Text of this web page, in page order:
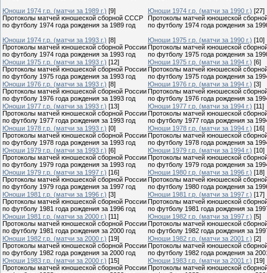
Юноши 1974 г.р. (матчи за 1989 г.) [9]
Протоколы матчей юношеской сборной СССР
по футболу 1974 года рождения за 1989 год
Юноши 1974 г.р. (матчи за 1990 г.) [27]
Протоколы матчей юношеской
по футболу 1974 года рождения за
Юноши 1974 г.р. (матчи за 1993 г.) [8]
Протоколы матчей юношеской сборной России
по футболу 1974 года рождения за 1993 год
Юноши 1975 г.р. (матчи за 1990 г.) [10]
Протоколы матчей юношеской
по футболу 1975 года рождения за
Юноши 1975 г.р. (матчи за 1993 г.) [12]
Протоколы матчей юношеской сборной России
по футболу 1975 года рождения за 1993 год
Юноши 1975 г.р. (матчи за 1994 г.) [6]
Протоколы матчей юношеской
по футболу 1975 года рождения за
Юноши 1976 г.р. (матчи за 1993 г.) [8]
Протоколы матчей юношеской сборной России
по футболу 1976 года рождения за 1993 год
Юноши 1976 г.р. (матчи за 1994 г.) [3]
Протоколы матчей юношеской
по футболу 1976 года рождения за
Юноши 1977 г.р. (матчи за 1993 г.) [13]
Протоколы матчей юношеской сборной России
по футболу 1977 года рождения за 1993 год
Юноши 1977 г.р. (матчи за 1994 г.) [11]
Протоколы матчей юношеской
по футболу 1977 года рождения за
Юноши 1978 г.р. (матчи за 1993 г.) [0]
Протоколы матчей юношеской сборной России
по футболу 1978 года рождения за 1993 год
Юноши 1978 г.р. (матчи за 1994 г.) [16]
Протоколы матчей юношеской
по футболу 1978 года рождения за
Юноши 1979 г.р. (матчи за 1993 г.) [6]
Протоколы матчей юношеской сборной России
по футболу 1979 года рождения за 1993 год
Юноши 1979 г.р. (матчи за 1994 г.) [10]
Протоколы матчей юношеской
по футболу 1979 года рождения за
Юноши 1979 г.р. (матчи за 1997 г.) [16]
Протоколы матчей юношеской сборной России
по футболу 1979 года рождения за 1997 год
Юноши 1980 г.р. (матчи за 1996 г.) [18]
Протоколы матчей юношеской
по футболу 1980 года рождения за
Юноши 1981 г.р. (матчи за 1996 г.) [3]
Протоколы матчей юношеской сборной России
по футболу 1981 года рождения за 1996 год
Юноши 1981 г.р. (матчи за 1997 г.) [17]
Протоколы матчей юношеской
по футболу 1981 года рождения за
Юноши 1981 г.р. (матчи за 2000 г.) [11]
Протоколы матчей юношеской сборной России
по футболу 1981 года рождения за 2000 год
Юноши 1982 г.р. (матчи за 1997 г.) [5]
Протоколы матчей юношеской
по футболу 1982 года рождения за
Юноши 1982 г.р. (матчи за 2000 г.) [19]
Протоколы матчей юношеской сборной России
по футболу 1982 года рождения за 2000 год
Юноши 1982 г.р. (матчи за 2001 г.) [2]
Протоколы матчей юношеской
по футболу 1982 года рождения за
Юноши 1983 г.р. (матчи за 2000 г.) [15]
Протоколы матчей юношеской сборной России
Юноши 1983 г.р. (матчи за 2001 г.) [19]
Протоколы матчей юношеской